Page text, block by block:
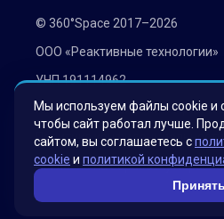
© 360°Space 2017–2026
ООО «Реактивные технологии»
УНП 191114962
г. Минск, ул. Мележа 1, офис
Политика конфиденциальности
Согласие на обработку
Мы используем файлы cookie и
чтобы сайт работал лучше.
сайтом, вы соглашаетесь с
cookie и политикой
Принять